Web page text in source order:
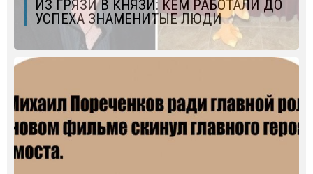
ИЗ ГРЯЗИ В КНЯЗИ: КЕМ РАБОТАЛИ ДО
УСПЕХА ЗНАМЕНИТЫЕ ЛЮДИ